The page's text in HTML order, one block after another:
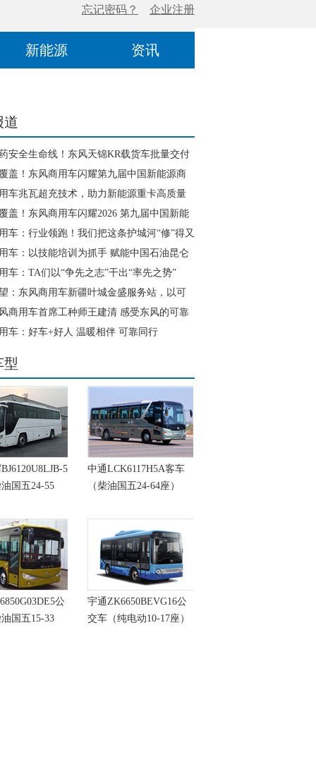
新能源 资讯
道
安全生命线！东风天锦KR载货车批量交付
盖！东风商用车闪耀第九届中国新能源商
会
车兆瓦超充技术，助力新能源重卡高质量
盖！东风商用车闪耀2026 第九届中国新能
业大会
车：行业领跑！我们把这条护城河“修”得又
车：以技能培训为抓手 赋能中国石油昆仑
效运营
车：TA们以“争先之志”干出“率先之势”
：东风商用车新疆叶城金盛服务站，以可
丝路
商用车首席工种师王建清 感受东风的可靠
车：好车+好人 温暖相伴 可靠同行
型
5
国五24-55
中通LCK6117H5A客车
（柴油国五24-64座）
公
国五15-33
宇通ZK6650BEVG16公
交车（纯电动10-17座）